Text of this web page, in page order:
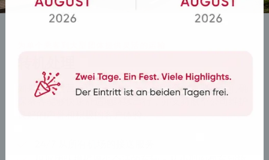
如果航班运营出现干扰，每一分钟都至关重要。我们确
保乘客能够快速舒适地继续出行，并支持航空公司维护